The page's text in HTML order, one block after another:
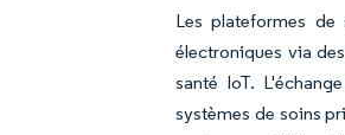
Les plateformes
électroniques via
santé IoT.
systèmes de soins